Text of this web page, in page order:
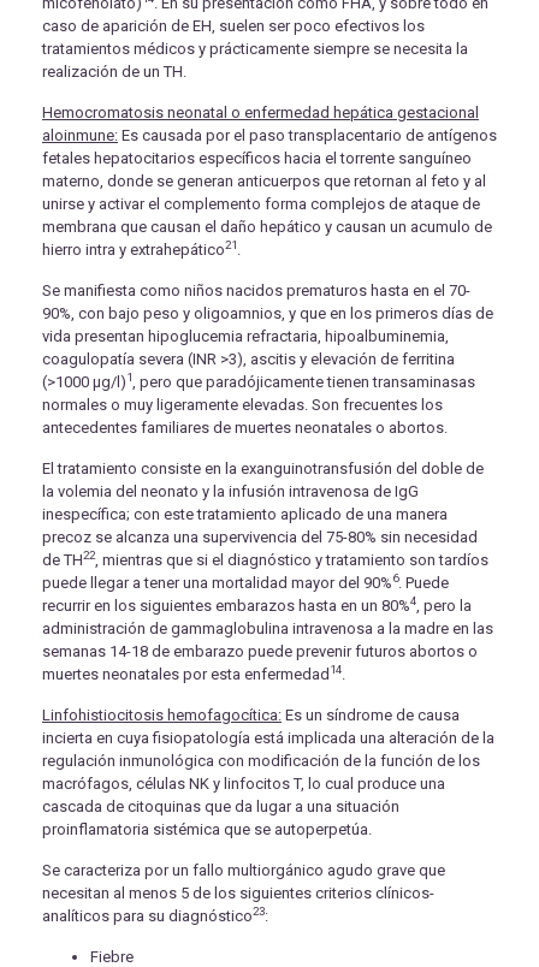
caso de aparición de EH, suelen ser poco efectivos los
tratamientos médicos y prácticamente siempre se necesita la
realización de un TH.
Hemocromatosis neonatal o enfermedad hepática gestacional
aloinmune: Es causada por el paso transplacentario de antígenos
fetales hepatocitarios específicos hacia el torrente sanguíneo
materno, donde se generan anticuerpos que retornan al feto y al
unirse y activar el complemento forma complejos de ataque de
membrana que causan el daño hepático y causan un acumulo de
hierro intra y extrahepático21
Se manifiesta como niños nacidos prematuros hasta en el 70-
90%, con bajo peso y oligoamnios, y que en los primeros días de
vida presentan hipoglucemia refractaria, hipoalbuminemia,
coagulopatía severa (INR >3), ascitis y elevación de ferritina
(>1000 μg/l)1
, pero que paradójicamente tienen transaminasas
normales o muy ligeramente elevadas. Son frecuentes los
antecedentes familiares de muertes neonatales o abortos.
El tratamiento consiste en la exanguinotransfusión del doble de
la volemia del neonato y la infusión intravenosa de IgG
inespecífica; con este tratamiento aplicado de una manera
precoz se alcanza una supervivencia del 75-80% sin necesidad
de TH22, mientras que si el diagnóstico y tratamiento son tardíos
puede llegar a tener una mortalidad mayor del 90%6. Puede
recurrir en los siguientes embarazos hasta en un 80%4 , pero la
administración de gammaglobulina intravenosa a la madre en las
semanas 14-18 de embarazo puede prevenir futuros abortos o
muertes neonatales por esta enfermedad 14
Linfohistiocitosis hemofagocítica: Es un síndrome de causa
incierta en cuya fisiopatología está implicada una alteración de la
regulación inmunológica con modificación de la función de los
macrófagos, células NK y linfocitos T, lo cual produce una
cascada de citoquinas que da lugar a una situación
proinflamatoria sistémica que se autoperpetúa.
Se caracteriza por un fallo multiorgánico agudo grave que
necesitan al menos 5 de los siguientes criterios clínicos-
analíticos para su diagnóstico23:
Fiebre